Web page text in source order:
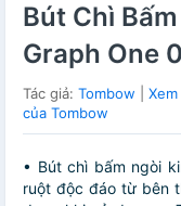
Bút Chì
Graph One
Tác giả: Tombow
của Tombow
• Bút chì bấm ngòi
ruột độc đáo từ bên